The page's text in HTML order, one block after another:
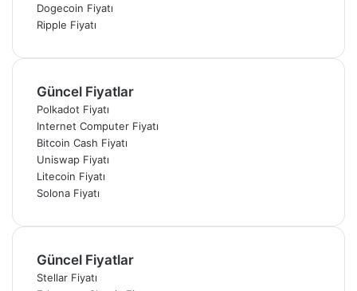
Dogecoin Fiyatı
Ripple Fiyatı
Güncel Fiyatlar
Polkadot Fiyatı
Internet Computer Fiyatı
Bitcoin Cash Fiyatı
Uniswap Fiyatı
Litecoin Fiyatı
Solona Fiyatı
Güncel Fiyatlar
Stellar Fiyatı